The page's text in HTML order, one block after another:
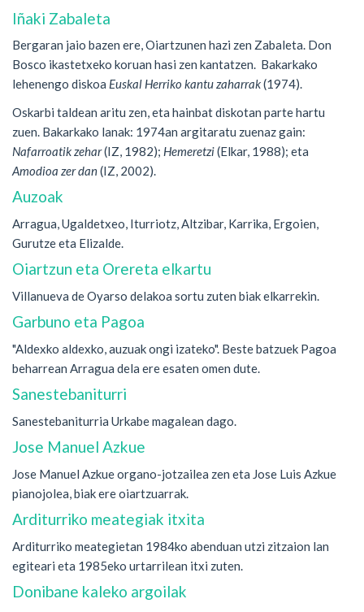
Iñaki Zabaleta
Bergaran jaio bazen ere, Oiartzunen hazi zen Zabaleta. Don
Bosco ikastetxeko koruan hasi zen kantatzen. Bakarkako
lehenengo diskoa Euskal Herriko kantu zaharrak(1974).
Oskarbi taldean aritu zen, eta hainbat diskotan parte hartu
zuen. Bakarkako lanak: 1974an argitaratu zuenaz gain:
Nafarroatik zehar(IZ, 1982); Hemeretzi(Elkar, 1988); eta
Amodioa zer dan(IZ, 2002).
Auzoak
Arragua, Ugaldetxeo, Iturriotz, Altzibar, Karrika, Ergoien,
Gurutze eta Elizalde.
Oiartzun eta Orereta elkartu
Villanueva de Oyarso delakoa sortu zuten biak elkarrekin.
Garbuno eta Pagoa
"Aldexko aldexko, auzuak ongi izateko". Beste batzuek Pagoa
beharrean Arragua dela ere esaten omen dute.
Sanestebaniturri
Sanestebaniturria Urkabe magalean dago.
Jose Manuel Azkue
Jose Manuel Azkue organo-jotzailea zen eta Jose Luis Azkue
pianojolea, biak ere oiartzuarrak.
Arditurriko meategiak itxita
Arditurriko meategietan 1984ko abenduan utzi zitzaion lan
egiteari eta 1985eko urtarrilean itxi zuten.
Donibane kaleko argoilak